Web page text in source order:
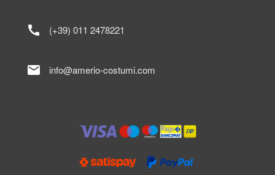
call (+39) 011 2478221
mail info@amerio-costumi.com